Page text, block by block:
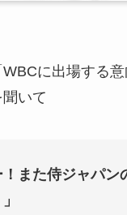
に出場する意
いて
！また侍ジャパン